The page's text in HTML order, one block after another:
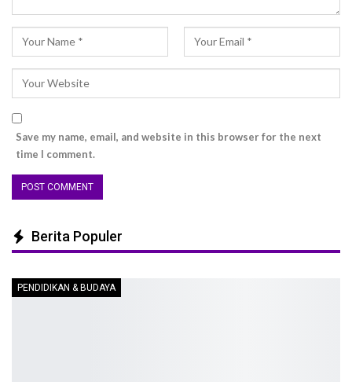
Save my name, email, and website in this browser for the next
time I comment.
Berita Populer
PENDIDIKAN & BUDAYA